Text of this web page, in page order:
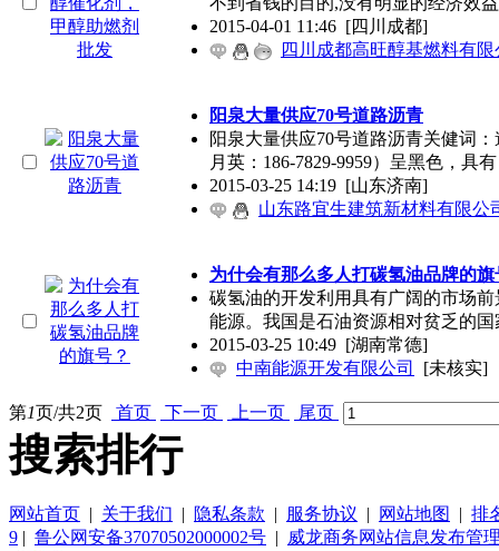
2015-04-01 11:46 [四川成都]
四川成都高旺醇基燃料有限
阳泉大量供应70号道路沥青
阳泉大量供应70号道路沥青关健词
月英：186-7829-9959）呈黑色，具
2015-03-25 14:19 [山东济南]
山东路宜生建筑新材料有限公
为什会有那么多人打碳氢油品牌的旗
碳氢油的开发利用具有广阔的市场
能源。我国是石油资源相对贫乏的国
2015-03-25 10:49 [湖南常德]
中南能源开发有限公司
[未核实]
第1页/共2页 首页 下一页 上一页 尾页
搜索排行
网站首页 | 关于我们 | 隐私条款 | 服务协议 | 网站地图 | 排
9 | 鲁公网安备37070502000002号 | 威龙商务网站信息发布管